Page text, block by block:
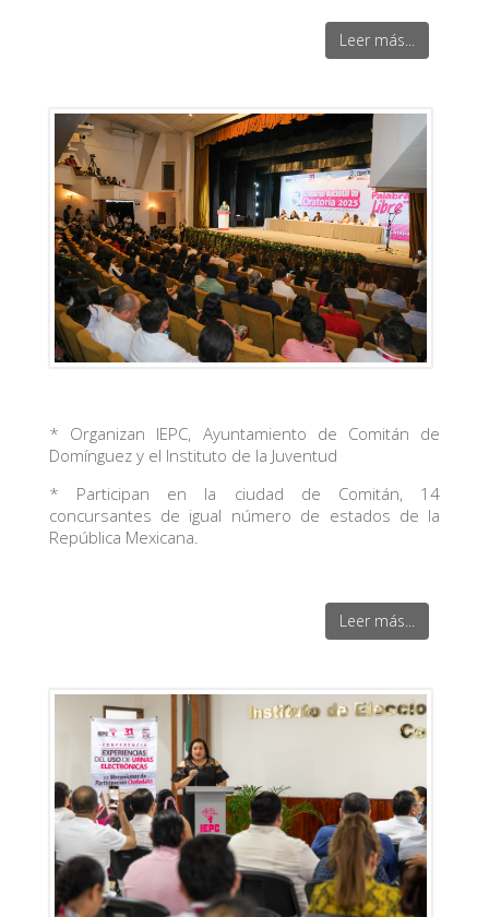
Leer más...
* Organizan IEPC, Ayuntamiento de Comitán de
Domínguez y el Instituto de la Juventud
* Participan en la ciudad de Comitán, 14
concursantes de igual número de estados de la
República Mexicana.
Leer más...